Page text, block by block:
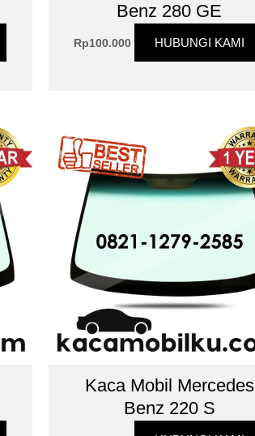
Benz 280 GE
Rp100.000 HUBUNGI KAMI
Kaca Mobil Mercedes
Benz 220 S